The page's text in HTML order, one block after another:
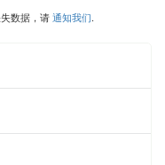
数据，请通知我们.